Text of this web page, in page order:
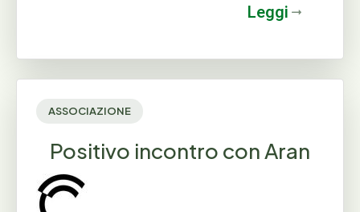
Leggi
ASSOCIAZIONE
Positivo incontro con Aran